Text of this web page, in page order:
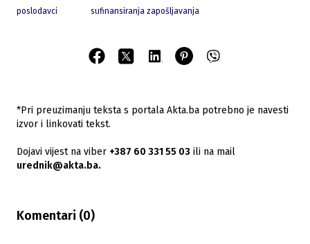
poslodavci sufinansiranja zapošljavanja
*Pri preuzimanju teksta s portala Akta.ba potrebno je navesti
izvor i linkovati tekst.
Dojavi vijest na viber +387 60 331 55 03 ili na mail
urednik@akta.ba.
Komentari (0)